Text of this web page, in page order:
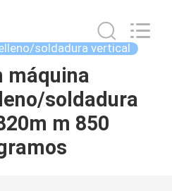
soldadura vertical
máquina
soldadura
m 850